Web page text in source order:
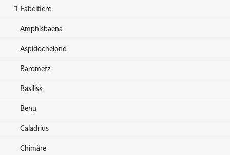
Fabeltiere
Amphisbaena
Aspidochelone
Barometz
Basilisk
Benu
Caladrius
Chimäre